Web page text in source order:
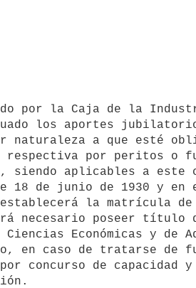
los aportes
naturaleza a que esté
respectiva por peritos o
siendo aplicables a este
18 de junio de 1930 y
necesario poseer título
Ciencias Económicas y de
o, en caso de tratarse de
concurso de capacidad